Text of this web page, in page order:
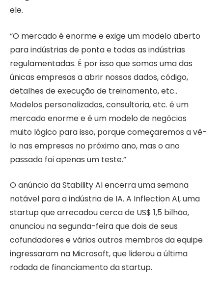
ele.
“O mercado é enorme e exige um modelo aberto
para indústrias de ponta e todas as indústrias
regulamentadas. É por isso que somos uma das
únicas empresas a abrir nossos dados, código,
detalhes de execução de treinamento, etc..
Modelos personalizados, consultoria, etc. é um
mercado enorme e é um modelo de negócios
muito lógico para isso, porque começaremos a vê-
lo nas empresas no próximo ano, mas o ano
passado foi apenas um teste.”
O anúncio da Stability AI encerra uma semana
notável para a indústria de IA. A Inflection AI, uma
startup que arrecadou cerca de US$ 1,5 bilhão,
anunciou na segunda-feira que dois de seus
cofundadores e vários outros membros da equipe
ingressaram na Microsoft, que liderou a última
rodada de financiamento da startup.